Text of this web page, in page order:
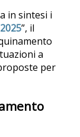
in sintesi i
”, il
a
per